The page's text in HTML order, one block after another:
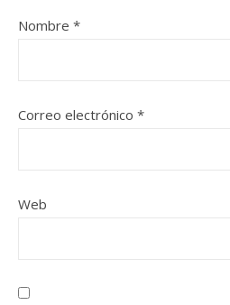
Nombre *
Correo electrónico *
Web